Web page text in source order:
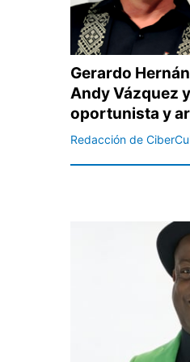
Gerardo
Andy Vázquez
oportunista y
Redacción de